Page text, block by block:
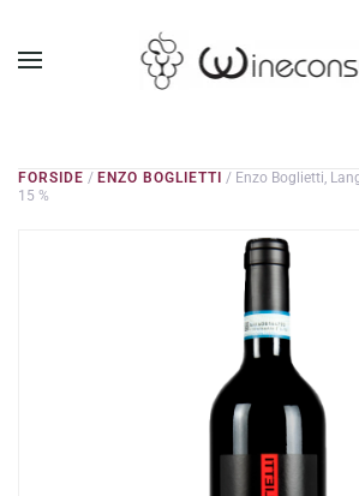
GÅ TIL HOVEDINDHOLD
FORSIDE / ENZO BOGLIETTI / Enzo Boglietti,
15 %